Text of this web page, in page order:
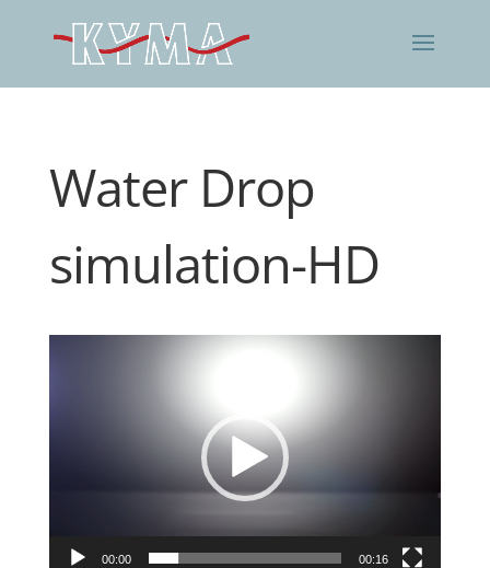
Water Drop
simulation-HD
00:00 00:16